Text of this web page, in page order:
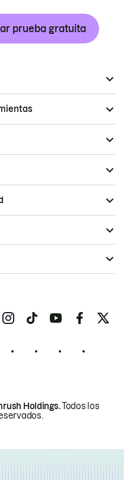
prueba gratuita
Holdings.Todos los